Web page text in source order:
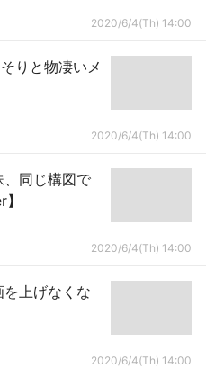
2020/6/4(Th) 14:00
りと物凄いメ
2020/6/4(Th) 14:00
同じ構図で
2020/6/4(Th) 14:00
上げなくな
2020/6/4(Th) 14:00